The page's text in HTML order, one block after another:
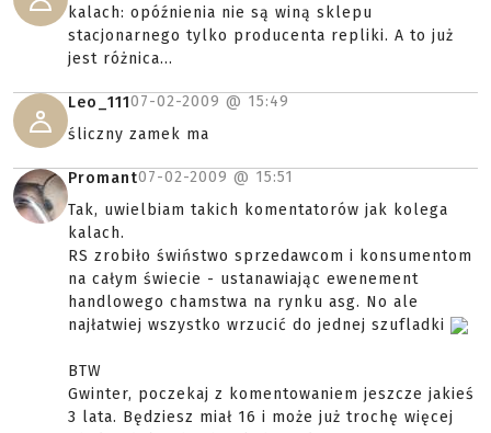
kalach: opóźnienia nie są winą sklepu
stacjonarnego tylko producenta repliki. A to już
jest różnica...
Leo_11107-02-2009 @ 15:49
śliczny zamek ma
Promant07-02-2009 @ 15:51
Tak, uwielbiam takich komentatorów jak kolega
kalach.
RS zrobiło świństwo sprzedawcom i konsumentom
na całym świecie - ustanawiając ewenement
handlowego chamstwa na rynku asg. No ale
najłatwiej wszystko wrzucić do jednej szufladki
BTW
Gwinter, poczekaj z komentowaniem jeszcze jakieś
3 lata. Będziesz miał 16 i może już trochę więcej